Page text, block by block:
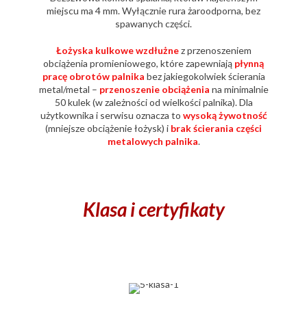
miejscu ma 4 mm. Wyłącznie rura żaroodporna, bez
spawanych części.
Łożyska kulkowe wzdłużnez przenoszeniem
obciążenia promieniowego, które zapewniają płynną
pracę obrotów palnika bez jakiegokolwiek ścierania
metal/metal – przenoszenie obciążenia na minimalnie
50 kulek (w zależności od wielkości palnika). Dla
użytkownika i serwisu oznacza to wysoką żywotność
(mniejsze obciążenie łożysk) i brak ścierania części
metalowych palnika.
Klasa i certyfikaty